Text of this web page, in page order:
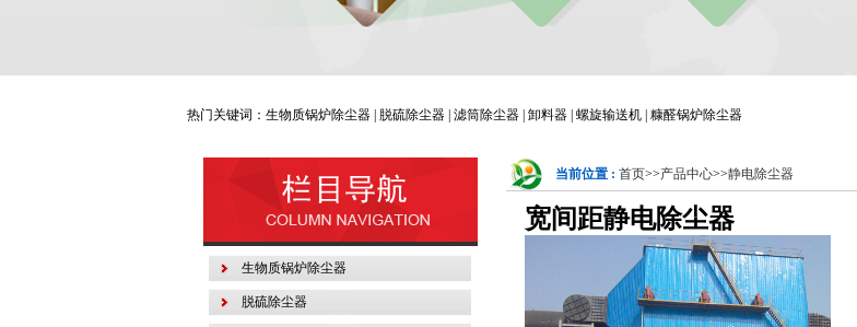
热门关键词：生物质锅炉除尘器 | 脱硫除尘器 | 滤筒除尘器 | 卸料器 | 螺旋输送机 | 糠醛锅炉除尘器
当前位置 : 首页>>产品中心>>静电除尘器
宽间距静电除尘器
生物质锅炉除尘器
脱硫除尘器